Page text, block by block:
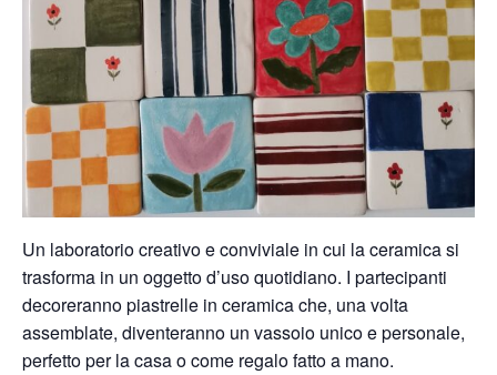
Un laboratorio creativo e conviviale in cui la ceramica si
trasforma in un oggetto d’uso quotidiano. I partecipanti
decoreranno piastrelle in ceramica che, una volta
assemblate, diventeranno un vassoio unico e personale,
perfetto per la casa o come regalo fatto a mano.